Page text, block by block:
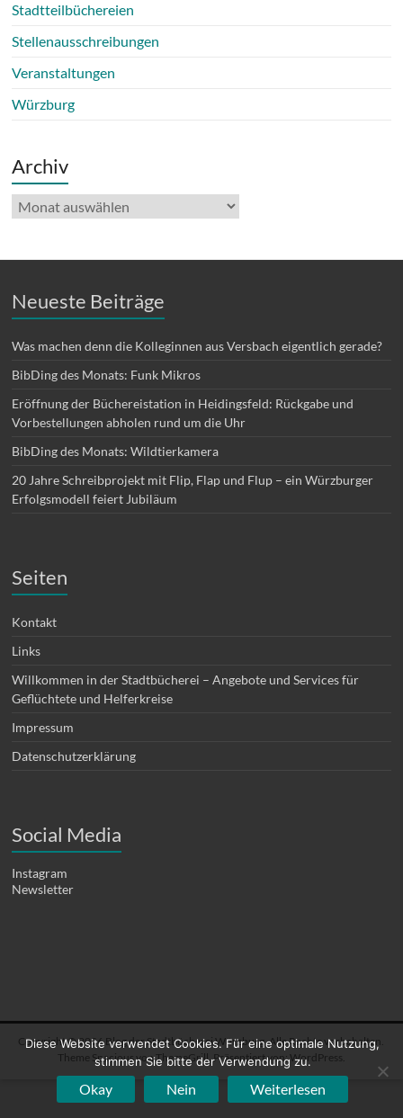
Stadtteilbüchereien
Stellenausschreibungen
Veranstaltungen
Würzburg
Archiv
Archiv
Neueste Beiträge
Was machen denn die Kolleginnen aus Versbach eigentlich gerade?
BibDing des Monats: Funk Mikros
Eröffnung der Büchereistation in Heidingsfeld: Rückgabe und
Vorbestellungen abholen rund um die Uhr
BibDing des Monats: Wildtierkamera
20 Jahre Schreibprojekt mit Flip, Flap und Flup – ein Würzburger
Erfolgsmodell feiert Jubiläum
Seiten
Kontakt
Links
Willkommen in der Stadtbücherei – Angebote und Services für
Geflüchtete und Helferkreise
Impressum
Datenschutzerklärung
Social Media
Instagram
Newsletter
Copyright © 2026Blog der Stadtbücherei Würzburg. Alle Rechte vorbehalten.
Theme Spacious von ThemeGrill. Präsentiert von:WordPress
Diese Website verwendet Cookies. Für eine optimale Nutzung,
stimmen Sie bitte der Verwendung zu.
Okay Nein Weiterlesen